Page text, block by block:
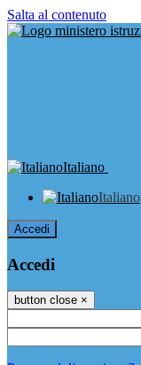
Salta al contenuto
Italiano
Italiano
Accedi
Accedi
button close ×